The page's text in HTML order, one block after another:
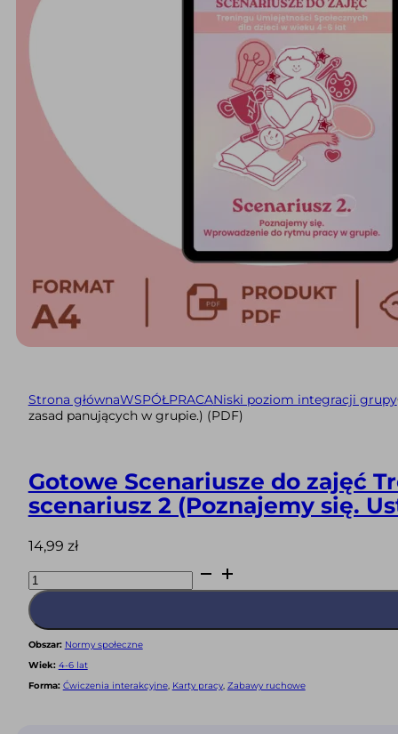
Strona głównaWSPÓŁPRACANiski poziom integracji grupy
zasad panujących w grupie.) (PDF)
Gotowe Scenariusze do zajęć
scenariusz 2 (Poznajemy się.
14,99 zł
Gotowe
Scenariusze
do
zajęć
Treningu
Społecznych
dla
dzieci
w
Obszar: Normy społeczne
Wiek: 4-6 lat
Forma: Ćwiczenia interakcyjne, Karty pracy, Zabawy ruchowe